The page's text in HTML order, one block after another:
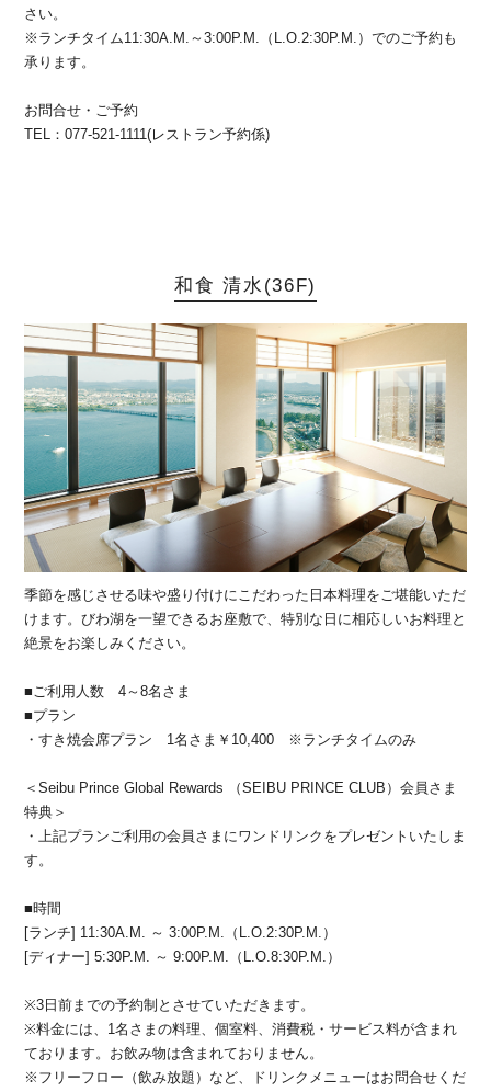
さい。
※ランチタイム11:30A.M.～3:00P.M.（L.O.2:30P.M.）でのご予約も
承ります。
お問合せ・ご予約
TEL：077-521-1111(レストラン予約係)
和食 清水(36F)
季節を感じさせる味や盛り付けにこだわった日本料理をご堪能いただ
けます。びわ湖を一望できるお座敷で、特別な日に相応しいお料理と
絶景をお楽しみください。
■ご利用人数 4～8名さま
■プラン
・すき焼会席プラン 1名さま￥10,400 ※ランチタイムのみ
＜Seibu Prince Global Rewards （SEIBU PRINCE CLUB）会員さま
特典＞
・上記プランご利用の会員さまにワンドリンクをプレゼントいたしま
す。
■時間
[ランチ] 11:30A.M. ～ 3:00P.M.（L.O.2:30P.M.）
[ディナー] 5:30P.M. ～ 9:00P.M.（L.O.8:30P.M.）
※3日前までの予約制とさせていただきます。
※料金には、1名さまの料理、個室料、消費税・サービス料が含まれ
ております。お飲み物は含まれておりません。
※フリーフロー（飲み放題）など、ドリンクメニューはお問合せくだ